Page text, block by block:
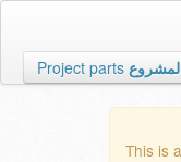
Project parts
This is